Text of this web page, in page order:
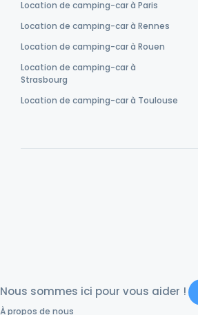
Location de camping-car à Paris
Location de camping-car à Rennes
Location de camping-car à Rouen
Location de camping-car à
Strasbourg
Location de camping-car à Toulouse
Nous sommes ici pour vous aider !
À propos de nous